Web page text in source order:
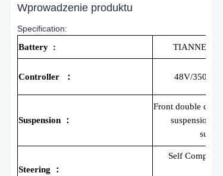
Wprowadzenie produktu
Specification:
Battery : TIANNENG
Controller ： 48V/350A
Suspension ：
Front double
suspension/
Steering ：
Self